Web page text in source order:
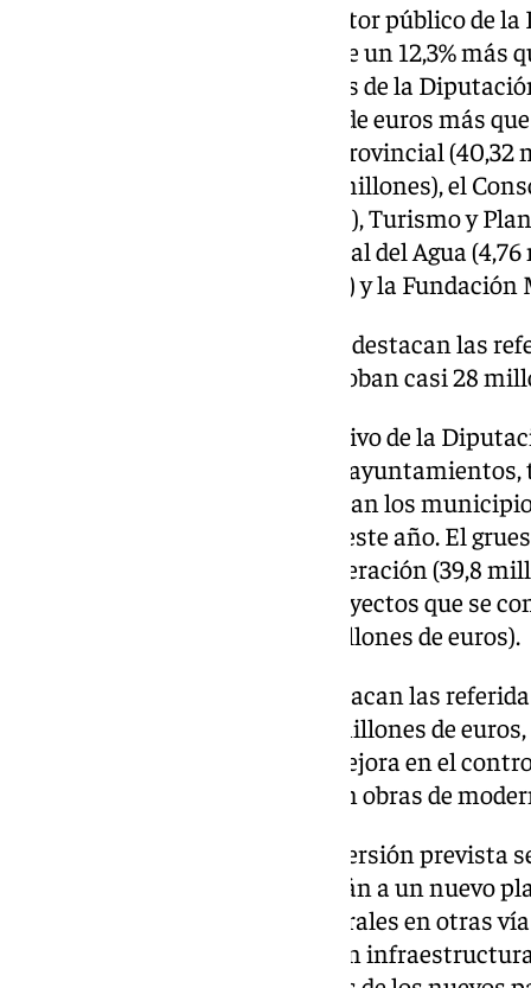
Los presupuestos de todo el sector público de
millones de euros, lo que supone un 12,3% más
que más se incrementan son las de la
millones de euros (46 millones de euros más
del Patronato de Recaudación Provincial
Provincial de Bomberos (37,10 millones), el
Sólidos Urbanos (32,15 millones), Turismo y
millones), el Consorcio Provincial del Agua
zona nororiental (775.929 euros) y la Fundación
Respecto a las inversiones, destacan las
agua, que en principio engloban casi 28
Respecto al presupuesto exclusivo de la
euros para transferencias a los
servicios y programas que prestan los
supone un 4,7% más que las de este año. El
Provincial de Asistencia y Cooperación (39,8
subvenciones para diversos proyectos que se
Atención a los Alcaldes (10,1 millones de euros).
Respecto a las inversiones, destacan las
en principio engloban casi 28 millones de
euros para la digitalización y mejora en el
de otros 8,3 millones de euros en obras de
En materia de carreteras, la inversión prevista
los que 14,7 millones se dedicarán a un nuevo
carreteras y a mejoras estructurales en otras
Otras inversiones destacadas en